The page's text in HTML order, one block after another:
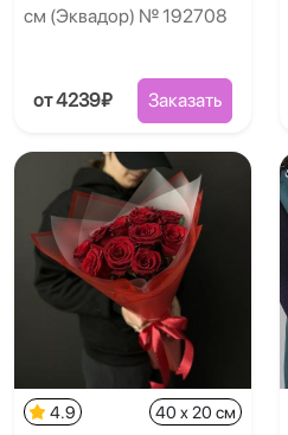
см (Эквадор) № 192708
от 4239₽ Заказать
4.9 40 x 20 см